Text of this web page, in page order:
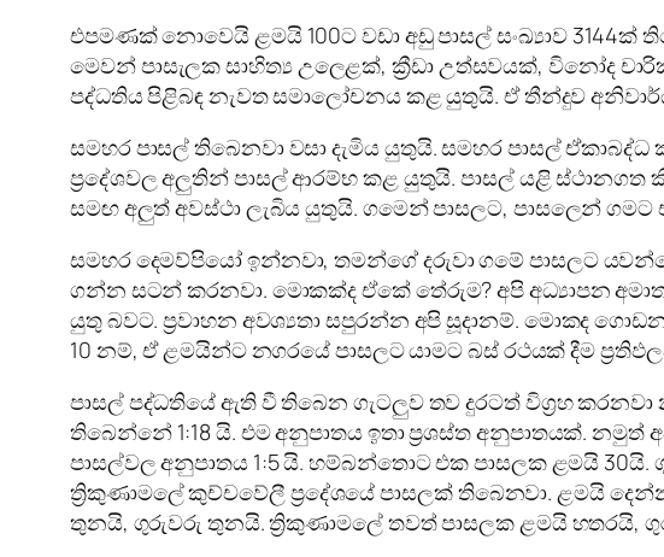
එපමණක් නොවෙයි ළමයි 100ට වඩා අඩු පාසල් සංඛ්‍යාව
මෙවන් පාසැලක සාහිත්‍ය උලෙළක්, ක්‍රීඩා උත්සවයක්, විනෝද
පද්ධතිය පිළිබඳ නැවත සමාලෝචනය කළ යුතුයි. ඒ තීන්දුව
සමහර පාසල් තිබෙනවා වසා දැමිය යුතුයි. සමහර පාසල්
ප්‍රදේශවල අලුතින් පාසල් ආරම්භ කළ යුතුයි. පාසල් යළි
සමඟ අලුත් අවස්ථා ලැබිය යුතුයි. ගමෙන් පාසලට, පාසලෙන්
සමහර දෙමව්පියෝ ඉන්නවා, තමන්ගේ දරුවා ගමේ පාසලට
ගන්න සටන් කරනවා. මොකක්ද ඒකේ තේරුම? අපි අධ්‍යාපන
යුතු බවට. ප්‍රවාහන අවශ්‍යතා සපුරන්න අපි සූදානම්. මොකද
10 නම්, ඒ ළමයින්ට නගරයේ පාසලට යාමට බස් රථයක් දීම
පාසල් පද්ධතියේ ඇති වී තිබෙන ගැටලුව තව දුරටත් විග්‍රහ
තිබෙන්නේ 1:18 යි. එම අනුපාතය ඉතා ප්‍රශස්ත අනුපාතයක්.
පාසල්වල අනුපාතය 1:5 යි. හම්බන්තොට එක පාසලක ළමයි
ත්‍රිකුණාමලේ කුච්චවේලී ප්‍රදේශයේ පාසලක් තිබෙනවා. ළමයි
තුනයි, ගුරුවරු තුනයි. ත්‍රිකුණාමලේ තවත් පාසලක ළමයි හතරයි,